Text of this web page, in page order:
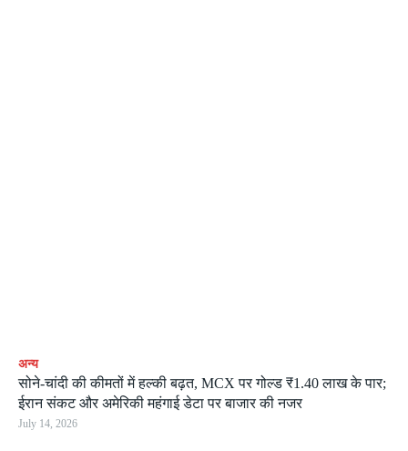
अन्य
सोने-चांदी की कीमतों में हल्की बढ़त, MCX पर गोल्ड ₹1.40 लाख के पार;
ईरान संकट और अमेरिकी महंगाई डेटा पर बाजार की नजर
July 14, 2026